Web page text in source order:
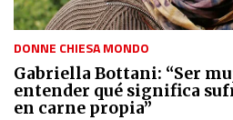
DONNE CHIESA MONDO
Gabriella Bottani: “Ser
entender qué significa
en carne propia”